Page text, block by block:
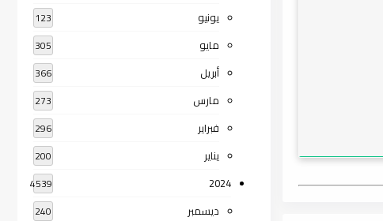
يونيو 123
مايو 305
أبريل 366
مارس 273
فبراير 296
يناير 200
2024
4539
ديسمبر 240